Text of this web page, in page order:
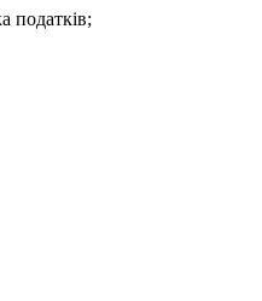
податків;